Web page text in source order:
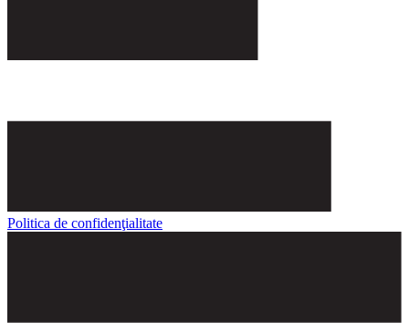
Politica de confidenţialitate